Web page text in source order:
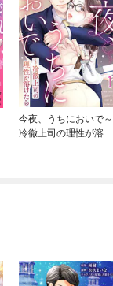
今夜、うちにおいで～
冷徹上司の理性が溶け